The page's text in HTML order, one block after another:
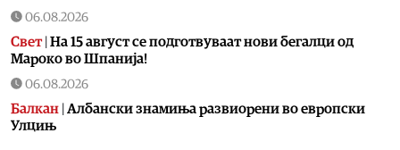
06.08.2026
Свет| На 15 август се подготвуваат нови бегалци од
Мароко во Шпанија!
06.08.2026
Балкан Албански знамиња развиорени во европски
Улцињ